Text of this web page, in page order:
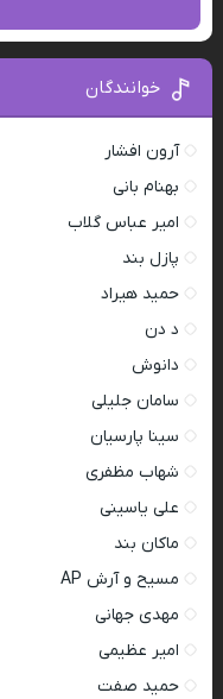
خوانندگان
آرون افشار
بهنام بانی
امیر عباس گلاب
پازل بند
حمید هیراد
د دن
دانوش
سامان جلیلی
سینا پارسیان
شهاب مظفری
علی یاسینی
ماکان بند
مسیح و آرش AP
مهدی جهانی
امیر عظیمی
حمید صفت